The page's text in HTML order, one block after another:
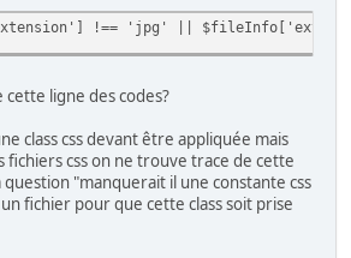
!== 'jpg' ||
ligne des codes?
class css devant être appliquée mais
fichiers css on ne trouve trace de cette
"manquerait il une constante css
fichier pour que cette class soit prise